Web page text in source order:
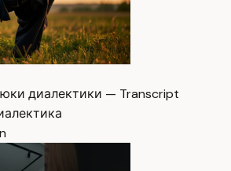
диалектики — Transcript